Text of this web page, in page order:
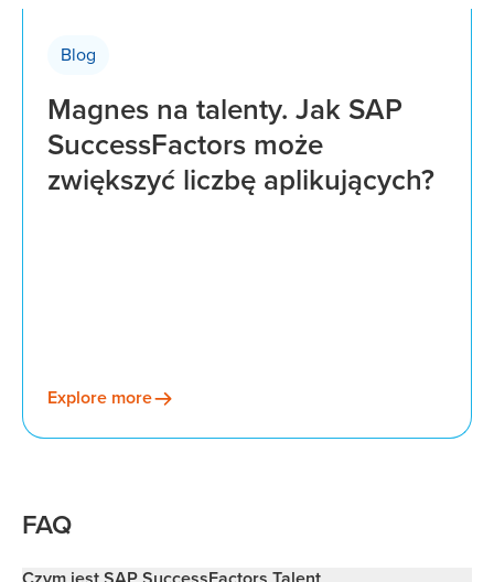
Blog
Magnes na talenty. Jak SAP
SuccessFactors może
zwiększyć liczbę aplikujących?
Explore more
FAQ